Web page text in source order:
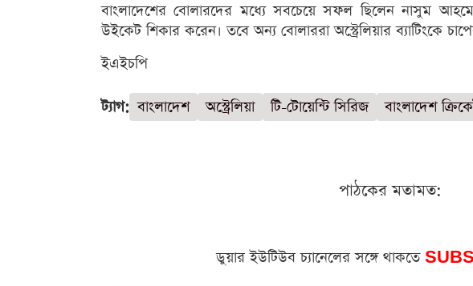
বাংলাদেশের বোলারদের মধ্যে সবচেয়ে সফল ছিলেন নাসুম
উইকেট শিকার করেন। তবে অন্য বোলাররা অস্ট্রেলিয়ার ব্যাটিংকে
ইএইচপি
ট্যাগ: বাংলাদেশ অস্ট্রেলিয়া টি-টোয়েন্টি সিরিজ বাংলাদেশ
পাঠকের মতামত:
ডুয়ার ইউটিউব চ্যানেলের সঙ্গে থাকতে